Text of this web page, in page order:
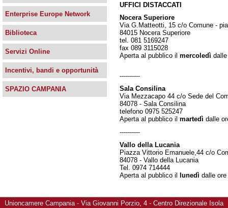
UFFICI DISTACCATI
Nocera Superiore
Via G.Matteotti, 15 c/o Comune -
84015 Nocera Superiore
tel. 081 5169247
fax 089 3115028
Aperta al pubblico il mercoledì
----------
Sala Consilina
Via Mezzacapo 44 c/o Sede del
84078 - Sala Consilina
telefono 0975 525247
Aperta al pubblico il martedì dalle
----------
Vallo della Lucania
Piazza Vittorio Emanuele,44 c/o
84078 - Vallo della Lucania
Tel. 0974 714444
Aperta al pubblico il
lunedì dalle
Enterprise Europe Network
Biblioteca
Servizi Online
Incentivi, bandi e opportunità
SPAZIO CAMPANIA
Unioncamere Campania - Via Giovanni Porzio, 4 - Centro Direzionale Isola